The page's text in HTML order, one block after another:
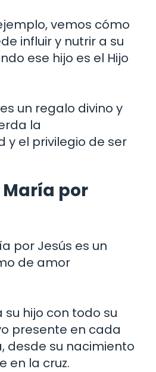
vemos cómo
influir y nutrir a su
ese hijo es el Hijo
un regalo divino y
la
y el privilegio de ser
María por
por Jesús es un
de amor
hijo con todo su
presente en cada
desde su nacimiento
en la cruz.